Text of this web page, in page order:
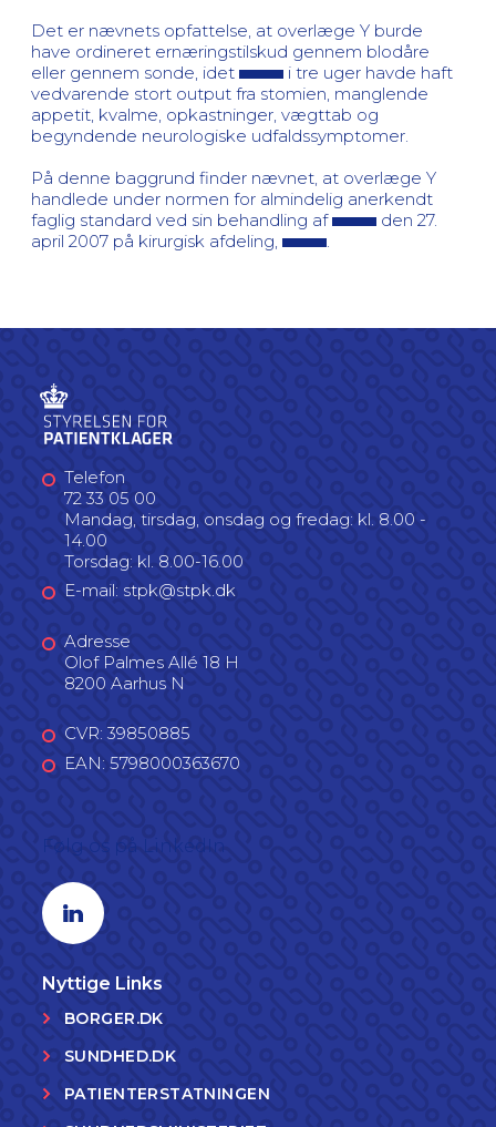
Det er nævnets opfattelse, at overlæge Y burde
have ordineret ernæringstilskud gennem blodåre
eller gennem sonde, idet
i tre uger havde haft
vedvarende stort output fra stomien, manglende
appetit, kvalme, opkastninger, vægttab og
begyndende neurologiske udfaldssymptomer.
På denne baggrund finder nævnet, at overlæge Y
handlede under normen for almindelig anerkendt
faglig standard ved sin behandling af
den 27.
april 2007 på kirurgisk afdeling,
Telefon
72 33 05 00
Mandag, tirsdag, onsdag og fredag: kl. 8.00 -
14.00
Torsdag: kl. 8.00-16.00
E-mail: stpk@stpk.dk
Adresse
Olof Palmes Allé 18 H
8200 Aarhus N
CVR: 39850885
EAN: 5798000363670
Linkedin profil
Nyttige Links
BORGER.DK
SUNDHED.DK
PATIENTERSTATNINGEN